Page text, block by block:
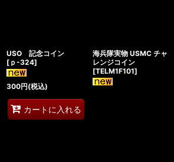
USO 記念コイン
[ ｐ-324]
300円(税込)
カートに入れる
海兵隊実物 USMC チャ
レンジコイン
[TELM1F101]